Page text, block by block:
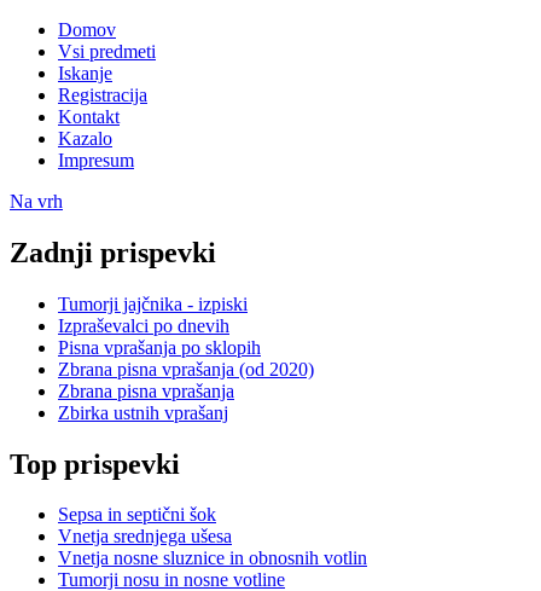
Domov
Vsi predmeti
Iskanje
Registracija
Kontakt
Kazalo
Impresum
Na vrh
Zadnji prispevki
Tumorji jajčnika - izpiski
Izpraševalci po dnevih
Pisna vprašanja po sklopih
Zbrana pisna vprašanja (od 2020)
Zbrana pisna vprašanja
Zbirka ustnih vprašanj
Top prispevki
Sepsa in septični šok
Vnetja srednjega ušesa
Vnetja nosne sluznice in obnosnih votlin
Tumorji nosu in nosne votline